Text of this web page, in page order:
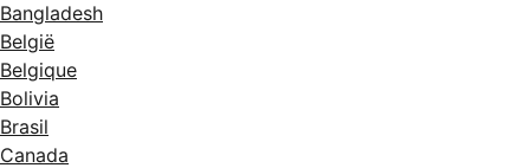
Bangladesh
België
Belgique
Bolivia
Brasil
Canada